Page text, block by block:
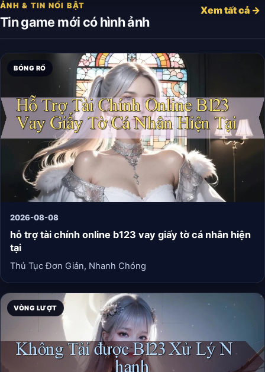
ẢNH & TIN NỔI BẬT
Tin game mới có hình ảnh
Xem tất cả →
BÓNG RỔ
2026-08-08
hỗ trợ tài chính online b123 vay giấy tờ cá nhân hiện
tại
Thủ Tục Đơn Giản, Nhanh Chóng
VÒNG LƯỢT